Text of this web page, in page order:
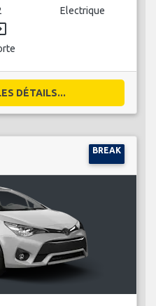
Electrique
DÉTAILS...
BREAK